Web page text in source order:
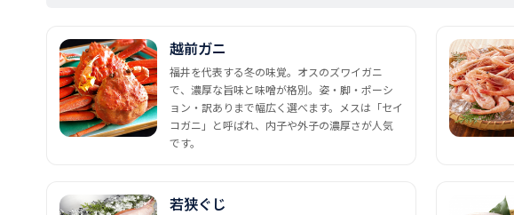
越前ガニ
福井を代表する冬の味覚。オスのズワイガニ
で、濃厚な旨味と味噌が格別。姿・脚・ポーシ
ョン・訳ありまで幅広く選べます。メスは「セイ
コガニ」と呼ばれ、内子や外子の濃厚さが人気
です。
若狭ぐじ